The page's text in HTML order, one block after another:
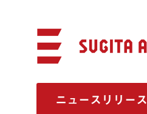
ニュースリリース